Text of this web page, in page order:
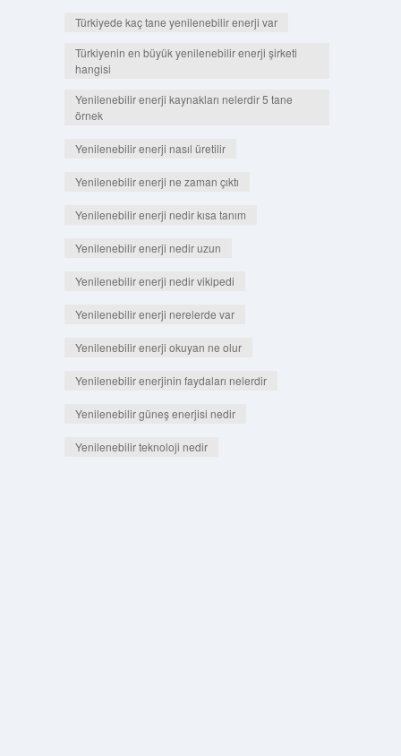
Türkiyede kaç tane yenilenebilir enerji var
Türkiyenin en büyük yenilenebilir enerji şirketi
hangisi
Yenilenebilir enerji kaynakları nelerdir 5 tane
örnek
Yenilenebilir enerji nasıl üretilir
Yenilenebilir enerji ne zaman çıktı
Yenilenebilir enerji nedir kısa tanım
Yenilenebilir enerji nedir uzun
Yenilenebilir enerji nedir vikipedi
Yenilenebilir enerji nerelerde var
Yenilenebilir enerji okuyan ne olur
Yenilenebilir enerjinin faydaları nelerdir
Yenilenebilir güneş enerjisi nedir
Yenilenebilir teknoloji nedir